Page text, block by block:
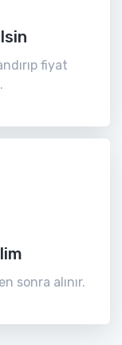
fiyat
sonra alınır.